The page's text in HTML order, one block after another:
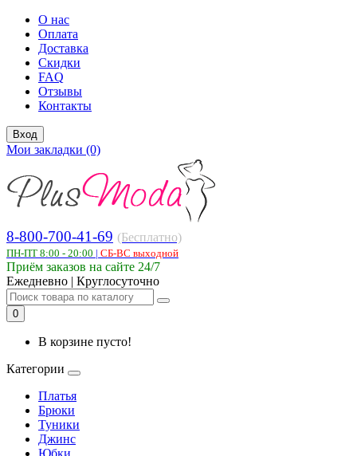
О нас
Оплата
Доставка
Скидки
FAQ
Отзывы
Контакты
Вход
Мои закладки (0)
8-800-700-41-69 (Бесплатно)
ПН-ПТ 8:00 - 20:00 | СБ-ВС выходной
Приём заказов на сайте 24/7
Ежедневно | Круглосуточно
0
В корзине пусто!
Категории
Платья
Брюки
Туники
Джинс
Юбки